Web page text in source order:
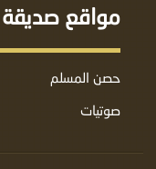
مواقع صديقة
حصن المسلم
صوتيات